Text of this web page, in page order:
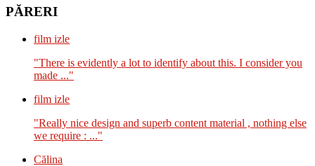
PĂRERI
film izle
"There is evidently a lot to identify about this. I consider you
made ..."
film izle
"Really nice design and superb content material , nothing else
we require : ..."
Călina